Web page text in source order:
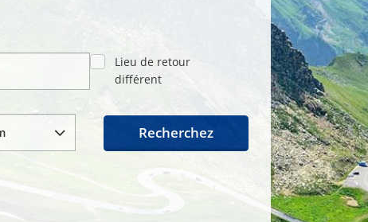
Lieu de retour
différent
Recherchez